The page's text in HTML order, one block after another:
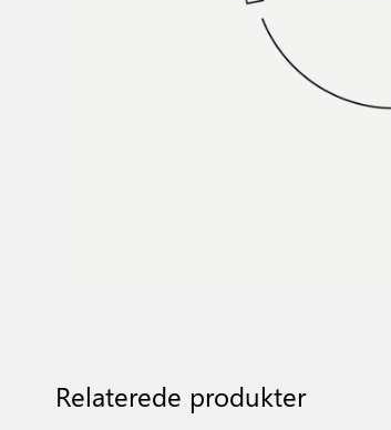
Relaterede produkter